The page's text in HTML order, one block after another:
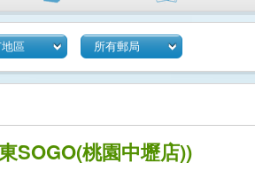
區 所有郵局
SOGO(桃園中壢店))